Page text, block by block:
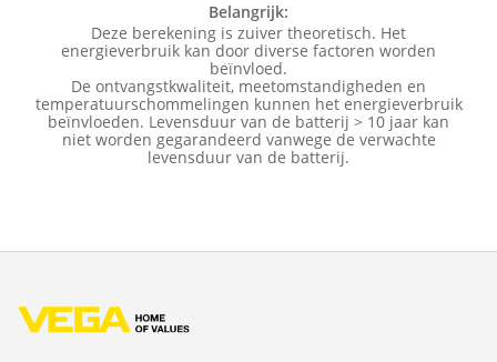
Belangrijk:
Deze berekening is zuiver theoretisch. Het
energieverbruik kan door diverse factoren worden
beïnvloed.
De ontvangstkwaliteit, meetomstandigheden en
temperatuurschommelingen kunnen het energieverbruik
beïnvloeden. Levensduur van de batterij > 10 jaar kan
niet worden gegarandeerd vanwege de verwachte
levensduur van de batterij.